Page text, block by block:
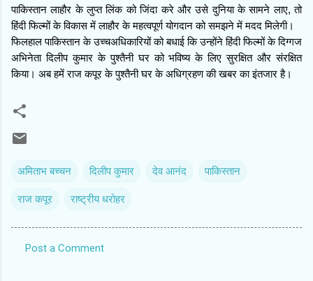
पाकिस्तान लाहौर के लुप्त लिंक को जिंदा करे और उसे दुनिया के सामने लाए, तो
हिंदी फिल्मों के विकास में लाहौर के महत्वपूर्ण योगदान को समझने में मदद मिलेगी।
फिलहाल पाकिस्तान के उच्चअधिकारियों को बधाई कि उन्होंने हिंदी फिल्मों के दिग्गज
अभिनेता दिलीप कुमार के पुश्तैनी घर को भविष्य के लिए सुरक्षित और संरक्षित
किया। अब हमें राज कपूर के पुश्तैनी घर के अधिग्रहण की खबर का इंतजार है।
अमिताभ बच्‍चन दिलीप कुमार देव आनंद पाकिस्‍तान
राज कपूर राष्‍ट्रीय धरोहर
Post a Comment